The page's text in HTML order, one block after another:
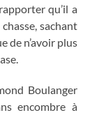
qu’il a
sachant
de n’avoir plus
Boulanger
encombre à